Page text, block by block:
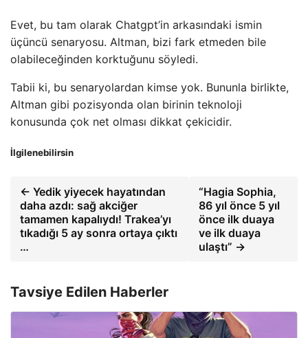
Evet, bu tam olarak Chatgpt’in arkasındaki ismin
üçüncü senaryosu. Altman, bizi fark etmeden bile
olabileceğinden korktuğunu söyledi.
Tabii ki, bu senaryolardan kimse yok. Bununla birlikte,
Altman gibi pozisyonda olan birinin teknoloji
konusunda çok net olması dikkat çekicidir.
İlgilenebilirsin
← Yedik yiyecek hayatından
daha azdı: sağ akciğer
tamamen kapalıydı! Trakea’yı
tıkadığı 5 ay sonra ortaya çıktı
…
“Hagia Sophia,
86 yıl önce 5 yıl
önce ilk duaya
ve ilk duaya
ulaştı” →
Tavsiye Edilen Haberler